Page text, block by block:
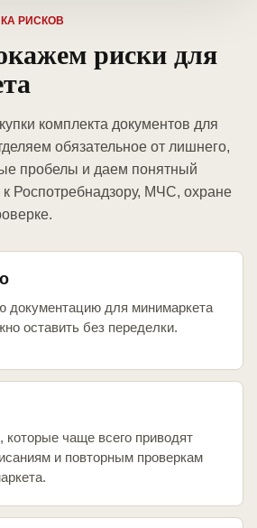
РИСКОВ
риски для
комплекта документов для
обязательное от лишнего,
пробелы и даем понятный
к Роспотребнадзору, МЧС, охране
документацию для минимаркета
оставить без переделки.
чаще всего приводят
и повторным проверкам